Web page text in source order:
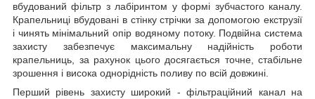
вбудований фільтр з лабіринтом у формі зубчастого каналу.
Крапельниці вбудовані в стінку стрічки за допомогою екструзії
і чинять мінімальний опір водяному потоку. Подвійна система
захисту забезпечує максимальну надійність роботи
крапельниць, за рахунок цього досягається точне, стабільне
зрошення і висока однорідність поливу по всій довжині.
Перший рівень захисту широкий - фільтраційний канал на